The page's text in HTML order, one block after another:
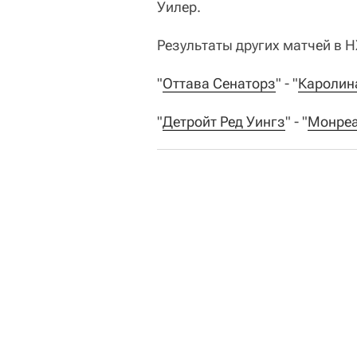
Уилер.
Результаты других матчей в
"Оттава Сенаторз" - "
"Детройт Ред Уингз" - "